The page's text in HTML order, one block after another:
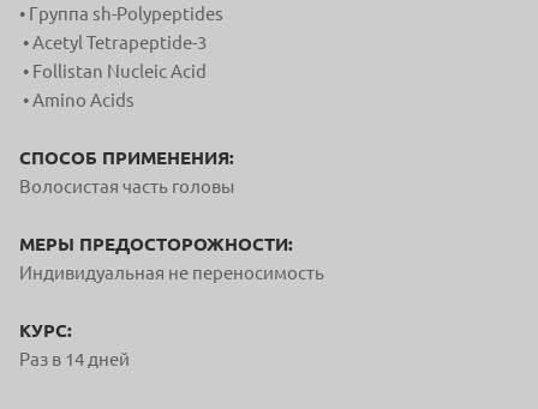
• Гpyппa sh-Polypeptides
• Acetyl Tetrapeptide-3
• Follistan Nucleic Acid
• Amino Acids
СПОСОБ ПРИМЕНЕНИЯ:
Волосистая часть головы
МЕРЫ ПРЕДОСТОРОЖНОСТИ:
Индивидуальная не переносимость
КУРС:
Раз в 14 дней